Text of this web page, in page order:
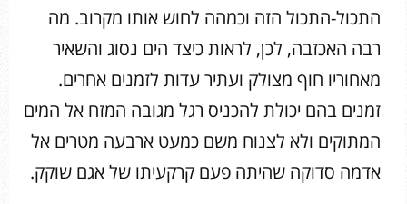
התכול-התכול הזה וכמהה לחוש אותו מקרוב. מה
רבה האכזבה, לכן, לראות כיצד הים נסוג והשאיר
מאחוריו חוף מצולק ועתיר עדות לזמנים אחרים.
זמנים בהם יכולת להכניס רגל מגובה המזח אל המים
המתוקים ולא לצנוח משם כמעט ארבעה מטרים אל
אדמה סדוקה שהיתה פעם קרקעיתו של אגם שוקק.